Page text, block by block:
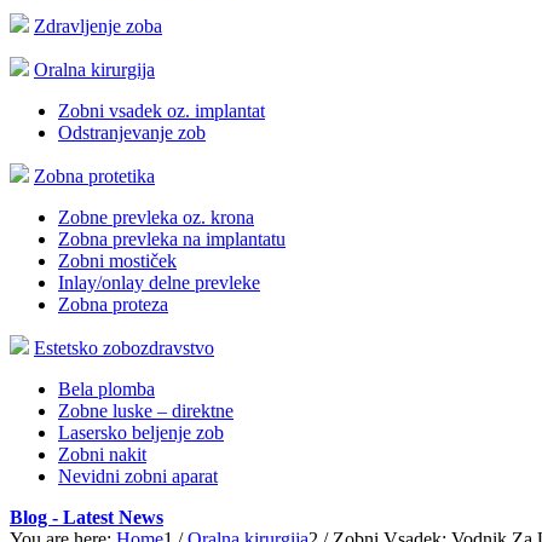
Zdravljenje zoba
Oralna kirurgija
Zobni vsadek oz. implantat
Odstranjevanje zob
Zobna protetika
Zobne prevleka oz. krona
Zobna prevleka na implantatu
Zobni mostiček
Inlay/onlay delne prevleke
Zobna proteza
Estetsko zobozdravstvo
Bela plomba
Zobne luske – direktne
Lasersko beljenje zob
Zobni nakit
Nevidni zobni aparat
Blog - Latest News